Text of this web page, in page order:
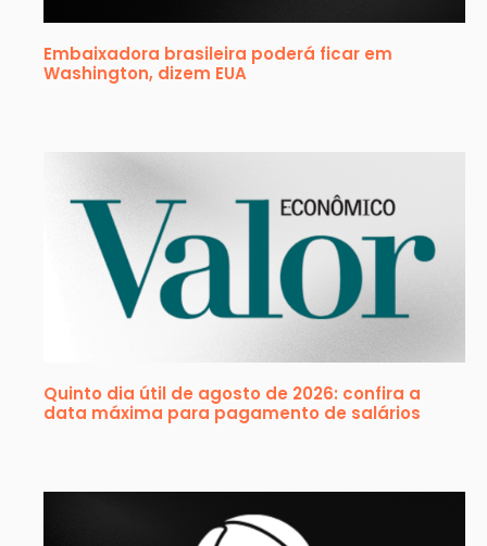
Embaixadora brasileira poderá ficar em
Washington, dizem EUA
Quinto dia útil de agosto de 2026: confira a
data máxima para pagamento de salários